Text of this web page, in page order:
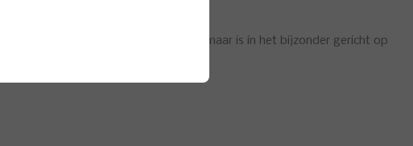
is geschikt voor iedere witvissoort, maar is in het bijzonder gericht op